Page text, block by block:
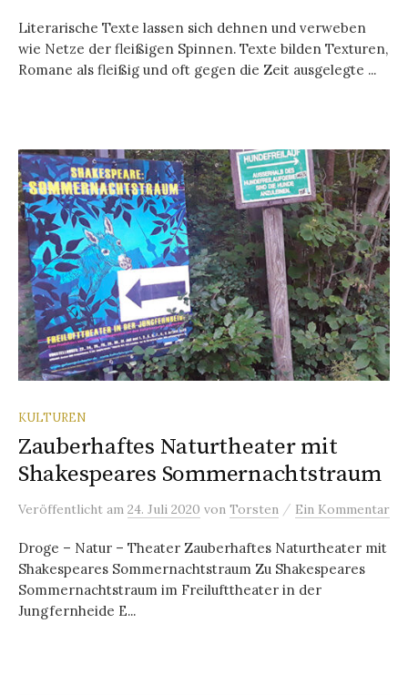
Literarische Texte lassen sich dehnen und verweben
wie Netze der fleißigen Spinnen. Texte bilden Texturen,
Romane als fleißig und oft gegen die Zeit ausgelegte ...
KULTUREN
Zauberhaftes Naturtheater mit
Shakespeares Sommernachtstraum
Veröffentlicht am 24. Juli 2020 von Torsten / Ein Kommentar
Droge – Natur – Theater Zauberhaftes Naturtheater mit
Shakespeares Sommernachtstraum Zu Shakespeares
Sommernachtstraum im Freilufttheater in der
Jungfernheide E...